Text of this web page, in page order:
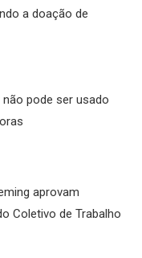
a doação de
pode ser usado
aprovam
Coletivo de Trabalho